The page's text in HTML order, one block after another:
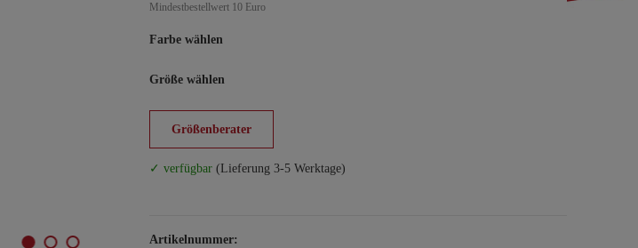
Mindestbestellwert 10 Euro
Farbe wählen
Größe wählen
Größenberater
✓ verfügbar (Lieferung 3-5 Werktage)
Artikelnummer: